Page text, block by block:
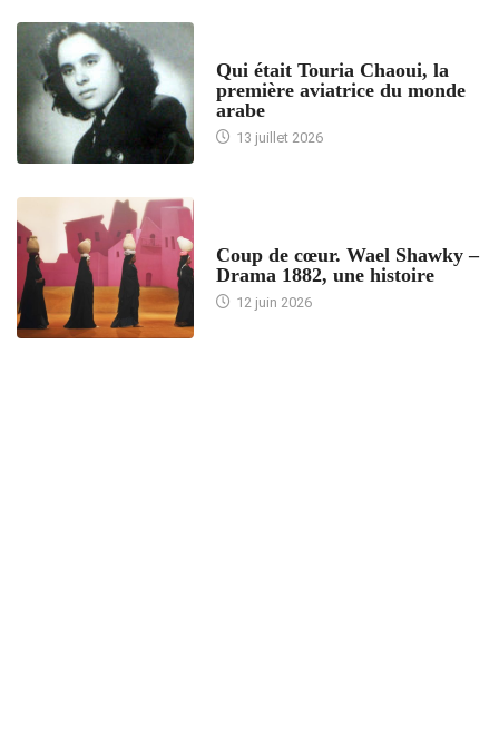
Qui était Touria Chaoui, la
première aviatrice du monde
arabe
13 juillet 2026
Coup de cœur. Wael Shawky –
Drama 1882, une histoire
12 juin 2026